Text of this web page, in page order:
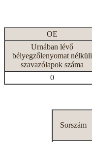
OE
Urnában lévő
bélyegzőlenyomat nélküli
szavazólapok száma
0
Sorszám